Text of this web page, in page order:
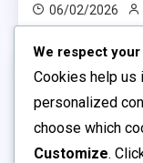
06/02/2026
18 MINS READ
We respect
Cookies help us
personalized
choose which
Customize.